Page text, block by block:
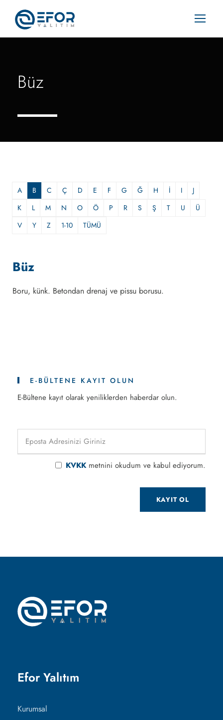
Büz
A B C Ç D E F G Ğ H İ I
J
K
L M N O Ö P R S Ş T U
Ü
V
Y Z 1-10 TÜMÜ
Büz
Boru, künk. Betondan drenaj ve pissu borusu.
E-BÜLTENE KAYIT OLUN
E-Bültene kayıt olarak yeniliklerden haberdar olun.
KVKKmetnini okudum ve kabul ediyorum.
Efor Yalıtım
Kurumsal